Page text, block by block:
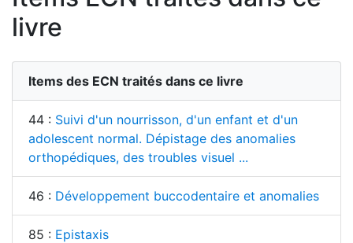
livre
Items des ECN traités dans ce livre
44 : Suivi d'un nourrisson, d'un enfant et d'un
adolescent normal. Dépistage des anomalies
orthopédiques, des troubles visuel ...
46 : Développement buccodentaire et anomalies
85 : Epistaxis